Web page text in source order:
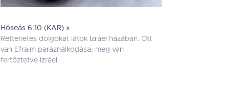
Hóseás 6:10 (KAR) »
Rettenetes dolgokat látok Izráel házában. Ott
van Efraim paráználkodása; meg van
fertõztetve Izráel.